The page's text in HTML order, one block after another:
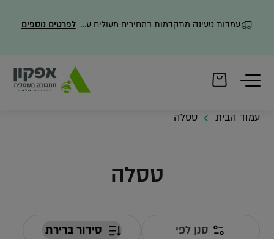
עמדות טעינה מתקדמות במחירים מעולים עם משלוח מהיר לפרטים נוספים
עמוד הבית טסלה
טסלה
סנן לפי